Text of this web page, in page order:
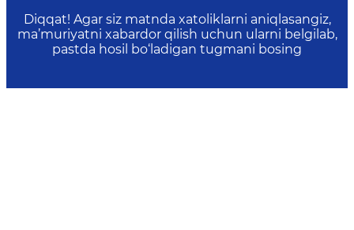
Diqqat! Agar siz matnda xatoliklarni aniqlasangiz,
ma’muriyatni xabardor qilish uchun ularni belgilab,
pastda hosil bo‘ladigan tugmani bosing